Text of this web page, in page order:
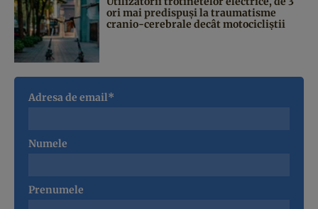
ori mai predispuși la traumatisme
cranio-cerebrale decât motocicliștii
Adresa de email*
Numele
Prenumele